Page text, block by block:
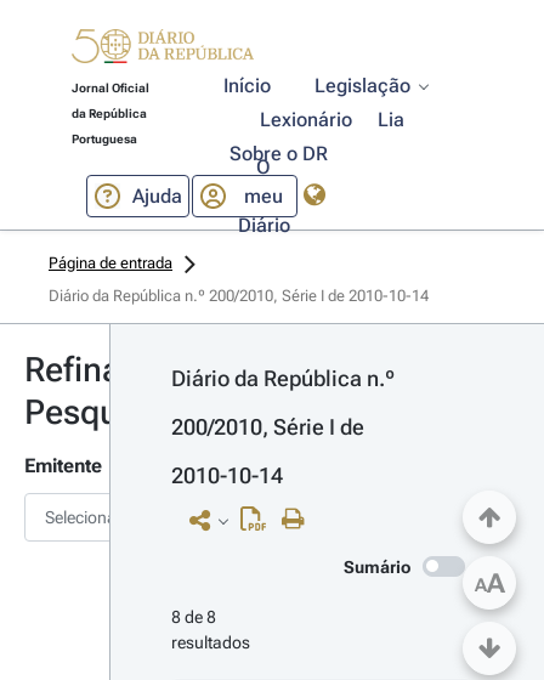
Jornal Oficial
da República
Portuguesa
Início
Legislação
Lexionário
Lia
Sobre o DR
Ajuda
O
meu
Diário
Página de entrada
Diário da República n.º 200/2010, Série I de 2010-10-14
Refinar
Pesquisa
Emitente
Selecionar
Diário da República n.º
200/2010, Série I de
2010-10-14
Sumário
8 de 8
resultados
AA